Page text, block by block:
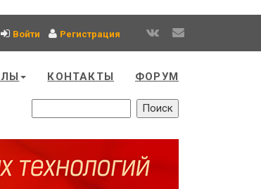
Войти Регистрация
КОНТАКТЫ ФОРУМ